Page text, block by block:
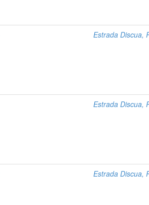
Estrada Discua,
Estrada Discua,
Estrada Discua,